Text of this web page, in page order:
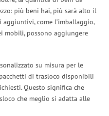
più beni hai, più sarà alto il
come l’imballaggio,
mobili, possono aggiungere
su misura per le
di trasloco disponibili
Questo significa che
che meglio si adatta alle